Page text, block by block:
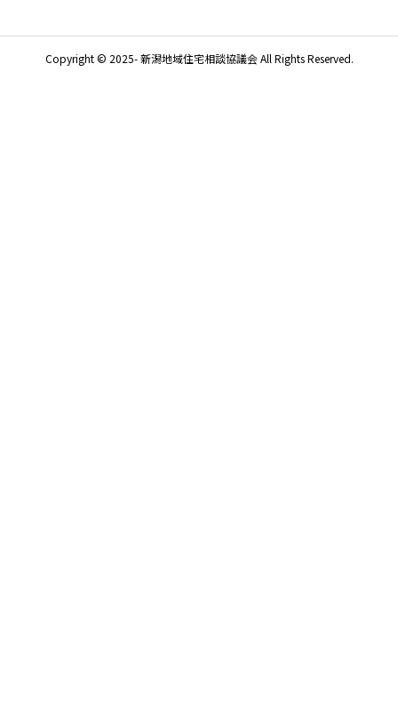
Copyright © 2025- 新潟地域住宅相談協議会 All Rights Reserved.